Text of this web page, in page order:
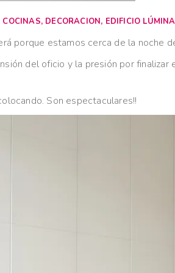
COCINAS, DECORACION, EDIFICIO LÚMINA
porque estamos cerca de la noche
del oficio y la presión por
Son espectaculares!!